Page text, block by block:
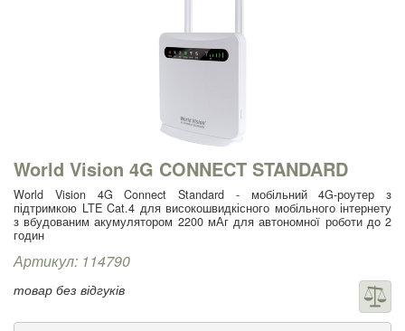
World Vision 4G CONNECT STANDARD
World Vision 4G Connect Standard - мобільний 4G-роутер з
підтримкою LTE Cat.4 для високошвидкісного мобільного інтернету
з вбудованим акумулятором 2200 мАг для автономної роботи до 2
годин
Артикул: 114790
товар без відгуків